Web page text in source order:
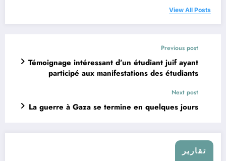
View All Posts
Previous post
Témoignage intéressant d’un étudiant juif ayant
participé aux manifestations des étudiants
Next post
La guerre à Gaza se termine en quelques jours
تقارير